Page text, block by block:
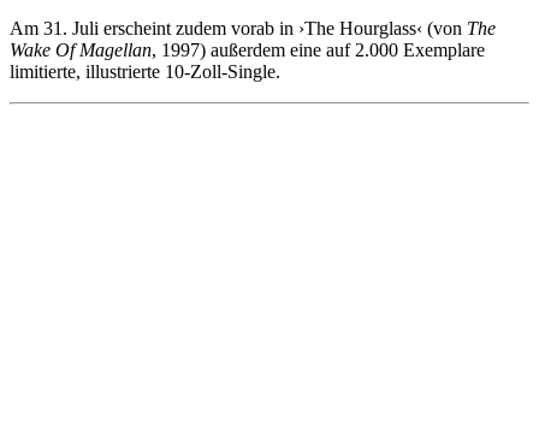
Am 31. Juli erscheint zudem vorab in ›The Hourglass‹ (von The
Wake Of Magellan, 1997) außerdem eine auf 2.000 Exemplare
limitierte, illustrierte 10-Zoll-Single.